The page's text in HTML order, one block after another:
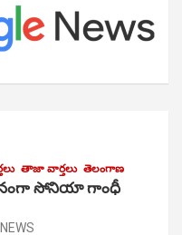
తాజా వార్తలు తెలంగాణ
సోనియా గాంధీ